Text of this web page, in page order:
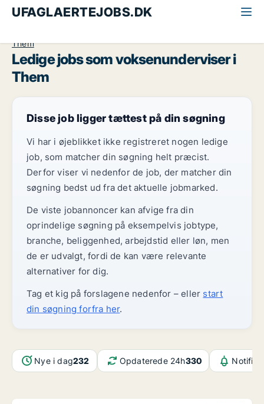
UFAGLAERTEJOBS.DK
Them
Ledige jobs som voksenunderviser i
Them
Disse job ligger tættest på din søgning
Vi har i øjeblikket ikke registreret nogen ledige
job, som matcher din søgning helt præcist.
Derfor viser vi nedenfor de job, der matcher din
søgning bedst ud fra det aktuelle jobmarked.
De viste jobannoncer kan afvige fra din
oprindelige søgning på eksempelvis jobtype,
branche, beliggenhed, arbejdstid eller løn, men
de er udvalgt, fordi de kan være relevante
alternativer for dig.
Tag et kig på forslagene nedenfor – eller start
din søgning forfra her.
Nye i dag232 Opdaterede 24h330